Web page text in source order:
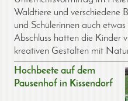
Waldtiere und verschiedene
und Schülerinnen auch
Abschluss hatten die Kinder
kreativen Gestalten mit
Hochbeete auf dem
Pausenhof in Kissendorf